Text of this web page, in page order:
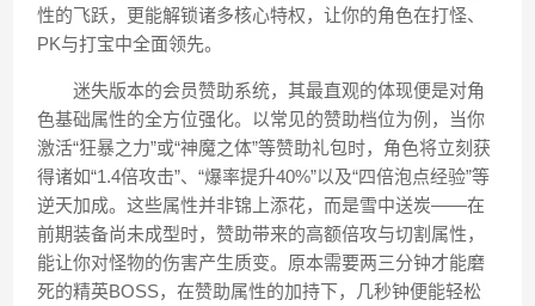
性的飞跃，更能解锁诸多核心特权，让你的角色在打怪、
PK与打宝中全面领先。
迷失版本的会员赞助系统，其最直观的体现便是对角
色基础属性的全方位强化。以常见的赞助档位为例，当你
激活“狂暴之力”或“神魔之体”等赞助礼包时，角色将立刻获
得诸如“1.4倍攻击”、“爆率提升40%”以及“四倍泡点经验”等
逆天加成。这些属性并非锦上添花，而是雪中送炭——在
前期装备尚未成型时，赞助带来的高额倍攻与切割属性，
能让你对怪物的伤害产生质变。原本需要两三分钟才能磨
死的精英BOSS，在赞助属性的加持下，几秒钟便能轻松